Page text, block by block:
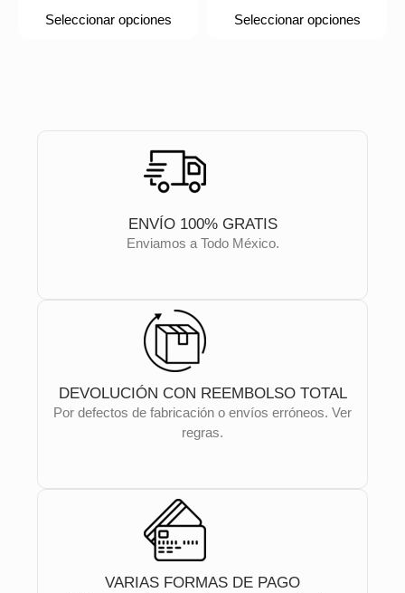
Seleccionar opciones Seleccionar opciones
ENVÍO 100% GRATIS
Enviamos a Todo México.
DEVOLUCIÓN CON REEMBOLSO TOTAL
Por defectos de fabricación o envíos erróneos. Ver
regras.
VARIAS FORMAS DE PAGO